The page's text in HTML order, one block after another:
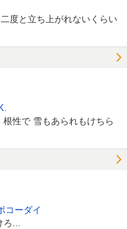
度と立ち上がれないくらい
性で 雪もあられもけちら
コーダイ
...